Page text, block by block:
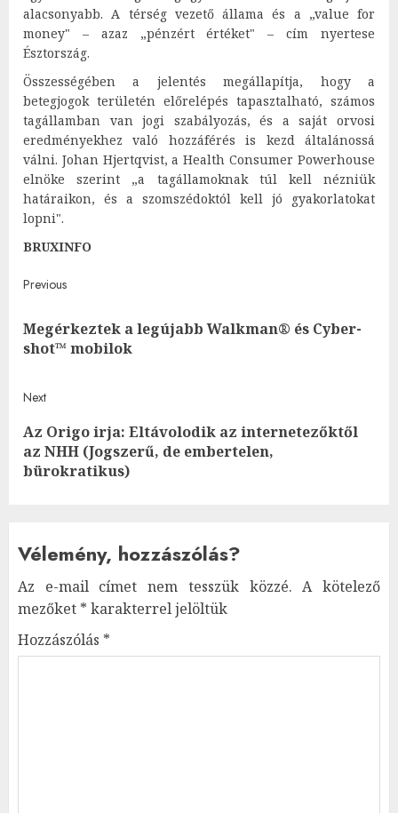
alacsonyabb. A térség vezető állama és a „value for
money" – azaz „pénzért értéket" – cím nyertese
Észtország.
Összességében a jelentés megállapítja, hogy a
betegjogok területén előrelépés tapasztalható, számos
tagállamban van jogi szabályozás, és a saját orvosi
eredményekhez való hozzáférés is kezd általánossá
válni. Johan Hjertqvist, a Health Consumer Powerhouse
elnöke szerint „a tagállamoknak túl kell nézniük
határaikon, és a szomszédoktól kell jó gyakorlatokat
lopni".
BRUXINFO
Post
navigation
Previous
Megérkeztek a legújabb Walkman® és Cyber-
shot™ mobilok
Next
Next
post:
Az Origo irja: Eltávolodik az internetezőktől
az NHH (Jogszerű, de embertelen,
bürokratikus)
Vélemény, hozzászólás?
Az e-mail címet nem tesszük közzé. A kötelező
mezőket * karakterrel jelöltük
Hozzászólás *